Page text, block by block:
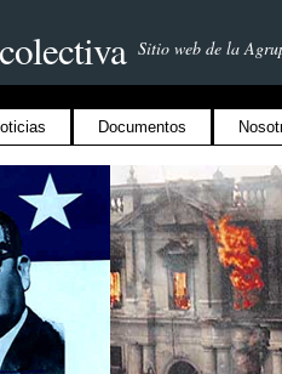
Sitio web de la
Documentos